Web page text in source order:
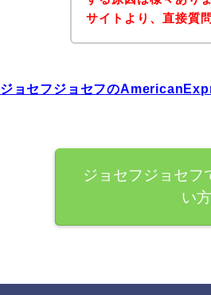
サイトより、直接質
ジョセフジョセフの
ジョセフジョセ
い